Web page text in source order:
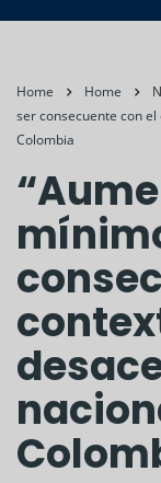
Home Home
ser consecuente con
Colombia